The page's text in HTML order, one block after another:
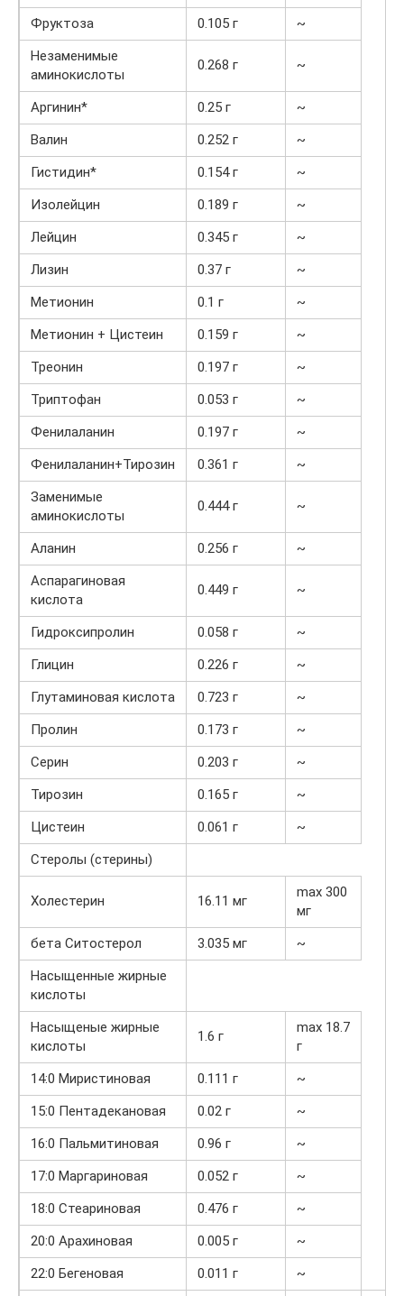
Фруктоза
0.105 г
~
Незаменимые
аминокислоты
0.268 г ~
Аргинин* 0.25 г
~
Валин
0.252 г
~
Гистидин*
0.154 г
~
Изолейцин
0.189 г
~
Лейцин
0.345 г
~
Лизин
0.37 г
~
Метионин
0.1 г
~
Метионин + Цистеин
0.159 г
~
Треонин
0.197 г
~
Триптофан
0.053 г
~
Фенилаланин
0.197 г
~
Фенилаланин+Тирозин
0.361 г
~
Заменимые
аминокислоты
0.444 г ~
Аланин 0.256 г
~
Аспарагиновая
кислота
0.449 г ~
Гидроксипролин 0.058 г
~
Глицин
0.226 г
~
Глутаминовая кислота
0.723 г
~
Пролин
0.173 г
~
Серин
0.203 г
~
Тирозин
0.165 г
~
Цистеин
0.061 г
~
Стеролы (стерины)
Холестерин 16.11 мг
max 300
мг
бета Ситостерол
3.035 мг
~
Насыщенные жирные
кислоты
Насыщеные жирные
кислоты
1.6 г
max 18.7
г
14:0 Миристиновая
0.111 г
~
15:0 Пентадекановая
0.02 г
~
16:0 Пальмитиновая
0.96 г
~
17:0 Маргариновая
0.052 г
~
18:0 Стеариновая
0.476 г
~
20:0 Арахиновая
0.005 г
~
22:0 Бегеновая
0.011 г
~